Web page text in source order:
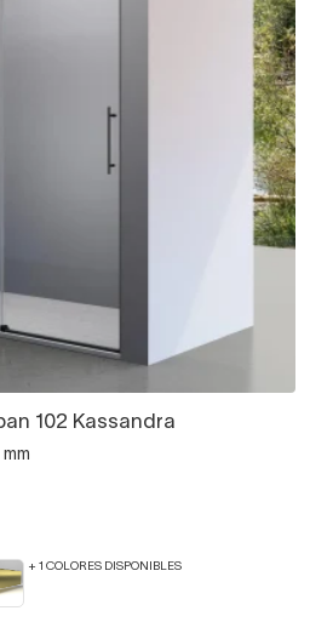
102 Kassandra
+ 1 COLORES DISPONIBLES